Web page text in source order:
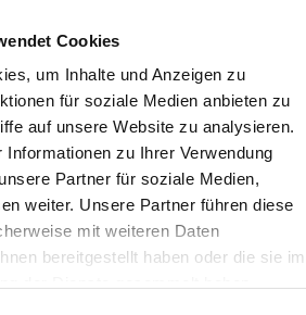
Cookies
um Inhalte und Anzeigen zu
für soziale Medien anbieten zu
auf unsere Website zu analysieren.
Informationen zu Ihrer Verwendung
Partner für soziale Medien,
weiter. Unsere Partner führen diese
mit weiteren Daten
bereitgestellt haben oder die sie im
Lehre verbanden sich die
Astrologie,
und Ritualen.
Onmyōji
Elementen und
vertraut waren. Sie
legten günstige Tage
fest und sollten